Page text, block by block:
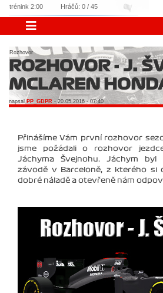
trénink 2:00
Hráčů: 0 / 45
Rozhovor
ROZHOVOR - J.
MCLAREN
napsal PP_GDPR - 20.05.2016 - 07:40
Přinášíme Vám první rozhovor
jsme požádali o rozhovor
Jáchyma Švejnohu. Jáchym
závodě v Barceloně, z kterého si
dobré náladě a otevřeně nám